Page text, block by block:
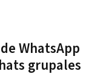
WhatsApp
grupales